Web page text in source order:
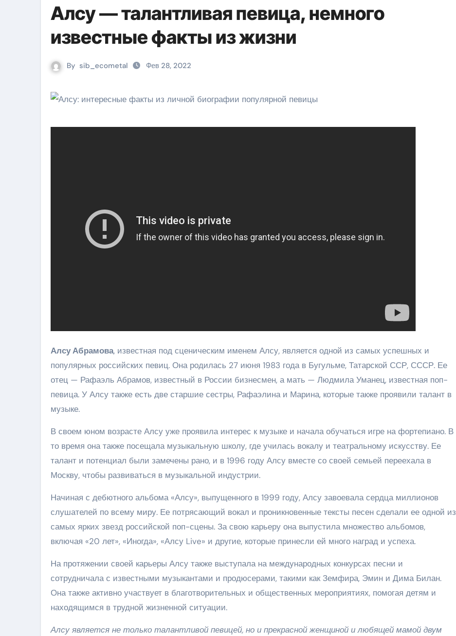
Алсу — талантливая певица, немного
известные факты из жизни
By sib_ecometal Фев 28, 2022
Алсу Абрамова, известная под сценическим именем Алсу, является одной из самых успешных и
популярных российских певиц. Она родилась 27 июня 1983 года в Бугульме, Татарской ССР, СССР. Ее
отец — Рафаэль Абрамов, известный в России бизнесмен, а мать — Людмила Уманец, известная поп-
певица. У Алсу также есть две старшие сестры, Рафаэлина и Марина, которые также проявили талант в
музыке.
В своем юном возрасте Алсу уже проявила интерес к музыке и начала обучаться игре на фортепиано. В
то время она также посещала музыкальную школу, где училась вокалу и театральному искусству. Ее
талант и потенциал были замечены рано, и в 1996 году Алсу вместе со своей семьей переехала в
Москву, чтобы развиваться в музыкальной индустрии.
Начиная с дебютного альбома «Алсу», выпущенного в 1999 году, Алсу завоевала сердца миллионов
слушателей по всему миру. Ее потрясающий вокал и проникновенные тексты песен сделали ее одной из
самых ярких звезд российской поп-сцены. За свою карьеру она выпустила множество альбомов,
включая «20 лет», «Иногда», «Алсу Live» и другие, которые принесли ей много наград и успеха.
На протяжении своей карьеры Алсу также выступала на международных конкурсах песни и
сотрудничала с известными музыкантами и продюсерами, такими как Земфира, Эмин и Дима Билан.
Она также активно участвует в благотворительных и общественных мероприятиях, помогая детям и
находящимся в трудной жизненной ситуации.
Алсу является не только талантливой певицей, но и прекрасной женщиной и любящей мамой двум